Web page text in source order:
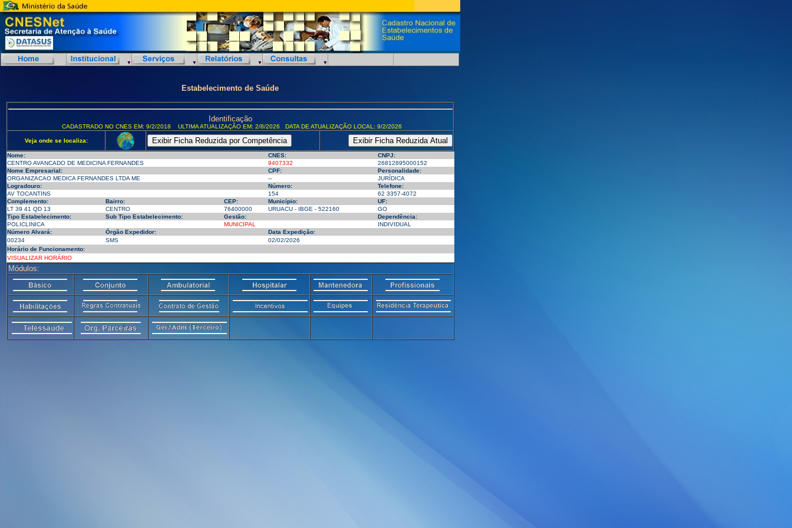
Estabelecimento de Saúde
Identificação
CADASTRADO NO CNES EM: 9/2/2018 ULTIMA ATUALIZAÇÃO EM: 2/8/2026 DATA DE ATUALIZAÇÃO LOCAL: 9/2/2026
Veja onde se localiza:
Nome: CNES:
CNPJ:
CENTRO AVANCADO DE MEDICINA FERNANDES
9407332
26812895000152
Nome Empresarial:
CPF:
Personalidade:
ORGANIZACAO MEDICA FERNANDES LTDA ME
--
JURÍDICA
Logradouro:
Número:
Telefone:
AV TOCANTINS
154
62 3357-4072
Complemento:
Bairro: CEP: Município:
UF:
LT 39 41 QD 13
CENTRO 76400000 URUACU - IBGE - 522160
GO
Tipo Estabelecimento:
Sub Tipo Estabelecimento: Gestão:
Dependência:
POLICLINICA
MUNICIPAL
INDIVIDUAL
Número Alvará:
Órgão Expedidor:
Data Expedição:
00234
SMS
02/02/2026
Horário de Funcionamento:
VISUALIZAR HORÁRIO
Módulos: